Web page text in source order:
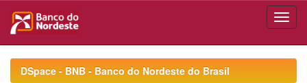
navigationDSpace - BNB - Banco do Nordeste do Brasil